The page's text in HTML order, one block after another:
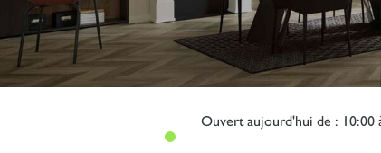
Ouvertaujourd'hui de : 10:00